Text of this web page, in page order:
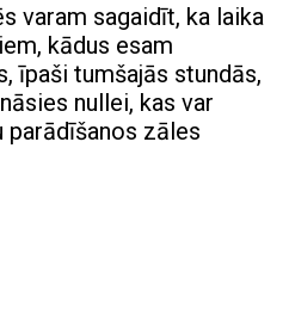
varam sagaidīt, ka laika
kādus esam
īpaši tumšajās stundās,
nullei, kas var
parādīšanos zāles